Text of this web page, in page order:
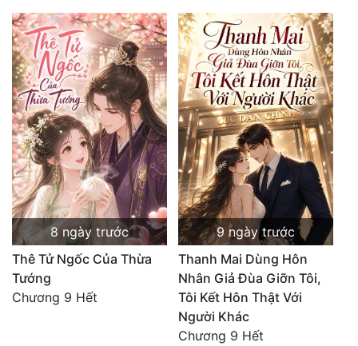
Đồng Nhân
Cẩu Đạo Trường Sinh
Ngự Thú
Truyện Nam
Truyện Nữ
Vô Địch Lưu
Xây Dựng Thế Lực
Đam Mỹ
Đẹp
8 ngày trước
Thê Tử Ngốc Của Thừa
Tướng
Chương 9 Hết
9 ngày trước
Thanh Mai Dùng Hôn
Nhân Giả Đùa Giỡn Tôi,
Tôi Kết Hôn Thật Với
Người Khác
Chương 9 Hết